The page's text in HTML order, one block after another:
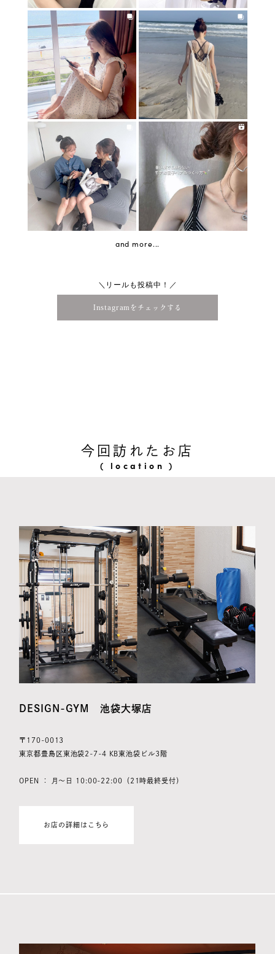
and more...
＼リールも投稿中！／
Instagramをチェックする
今回訪れたお店
( location )
DESIGN-GYM 池袋大塚店
〒170-0013
東京都豊島区東池袋2-7-4 KB東池袋ビル3階
OPEN ： 月～日 10:00-22:00（21時最終受付）
お店の詳細はこちら